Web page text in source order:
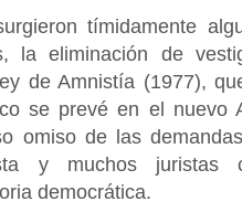
tímidamente
la eliminación de
de Amnistía (1977),
se prevé en el nuevo
omiso de las
y muchos juristas
democrática.